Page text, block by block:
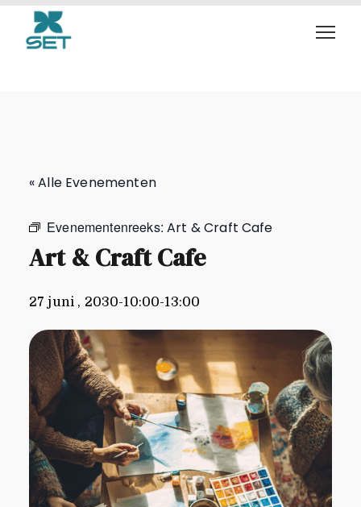
Art & Craft Cafe
« Alle Evenementen
Evenementenreeks:Art & Craft Cafe
Art & Craft Cafe
27 juni , 2030-10:00-13:00